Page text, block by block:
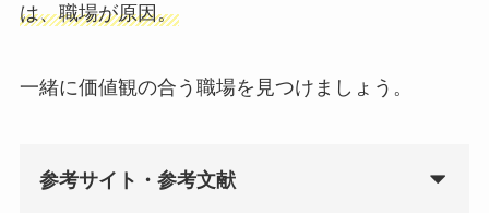
は、職場が原因。
一緒に価値観の合う職場を見つけましょう。
参考サイト・参考文献